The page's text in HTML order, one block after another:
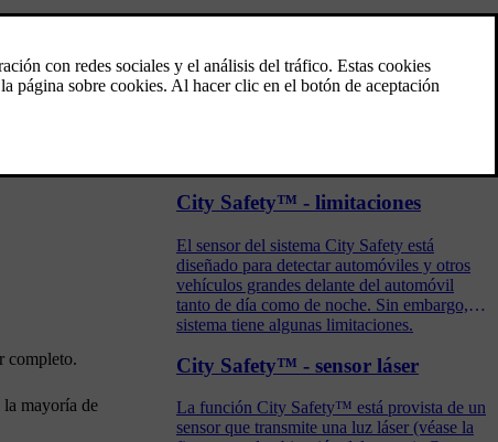
completo.
mayoría de
City Safety™ es un dispositivo previsto
City Safety™ - limitaciones
El sensor del sistema City Safety está
diseñado para detectar automóviles y otros
vehículos grandes delante del automóvil
tanto de día como de noche. Sin embargo, el
sistema tiene algunas limitaciones.
City Safety™ - sensor láser
La función City Safety™ está provista de un
sensor que transmite una luz láser (véase la